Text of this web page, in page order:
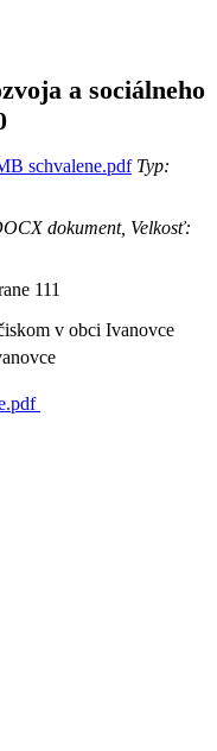
a sociálneho
schvalene.pdfTyp:
dokument, Velkosť:
111
v obci Ivanovce